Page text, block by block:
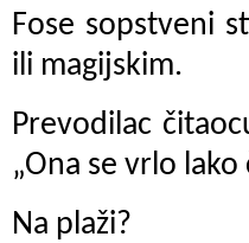
Fose sopstveni
ili magijskim.
Prevodilac
„Ona se vrlo lako
Na plaži?